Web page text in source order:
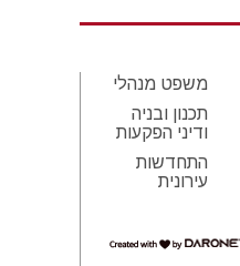
משפט מנהלי
תכנון ובניה
ודיני הפקעות
התחדשות
עירונית